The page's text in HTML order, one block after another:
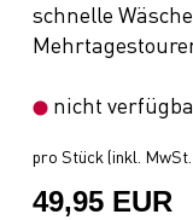
schnelle
nicht
pro Stück (inkl.
49,95 EUR